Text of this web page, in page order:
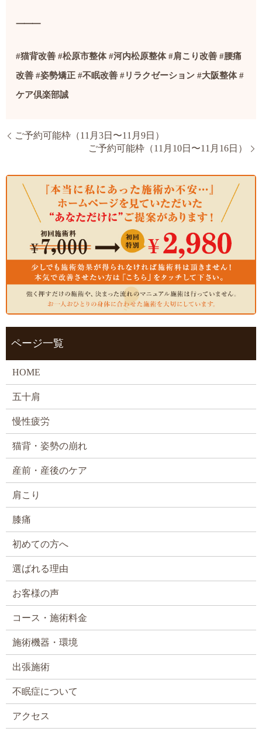
⸻
#猫背改善 #松原市整体#河内松原整体#肩こり改善 #腰痛
改善 #姿勢矯正 #不眠改善 #リラクゼーション #大阪整体#
ケア倶楽部誠
ご予約可能枠（11月3日〜11月9日）
ご予約可能枠（11月10日〜11月16日）
ページ一覧
HOME
五十肩
慢性疲労
猫背・姿勢の崩れ
産前・産後のケア
肩こり
膝痛
初めての方へ
選ばれる理由
お客様の声
コース・施術料金
施術機器・環境
出張施術
不眠症について
アクセス